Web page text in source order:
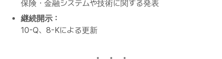
保険・金融システムや技術に関する発表
継続開示：
10-Q、8-Kによる更新